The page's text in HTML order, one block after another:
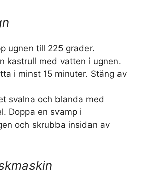
ugnen till 225 grader.
kastrull med vatten i ugnen.
i minst 15 minuter. Stäng av
svalna och blanda med
Doppa en svamp i
och skrubba insidan av